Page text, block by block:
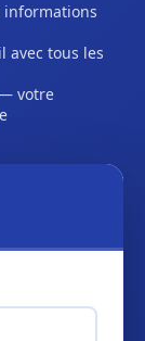
avec tous les
votre